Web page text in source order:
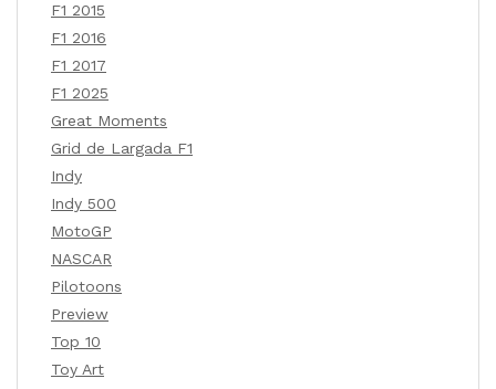
F1 2015
F1 2016
F1 2017
F1 2025
Great Moments
Grid de Largada F1
Indy
Indy 500
MotoGP
NASCAR
Pilotoons
Preview
Top 10
Toy Art